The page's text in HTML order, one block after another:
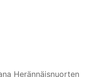
Herännäisnuorten